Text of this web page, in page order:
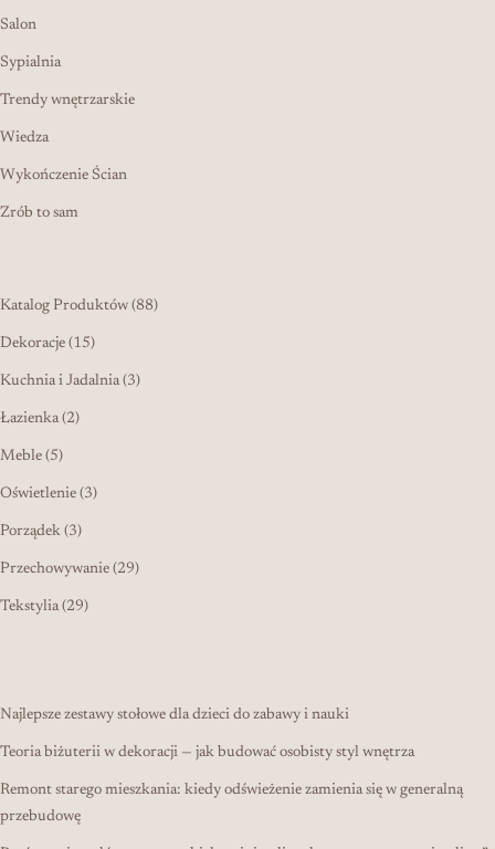
Salon
Sypialnia
Trendy wnętrzarskie
Wiedza
Wykończenie Ścian
Zrób to sam
Katalog Produktów 8888 produktów
Dekoracje 1515 produktów
Kuchnia i Jadalnia 33 produkty
Łazienka 22 produkty
Meble 55 produktów
Oświetlenie 33 produkty
Porządek 33 produkty
Przechowywanie 2929 produktów
Tekstylia 2929 produktów
Najlepsze zestawy stołowe dla dzieci do zabawy i nauki
Teoria biżuterii w dekoracji — jak budować osobisty styl wnętrza
Remont starego mieszkania: kiedy odświeżenie zamienia się w generalną
przebudowę